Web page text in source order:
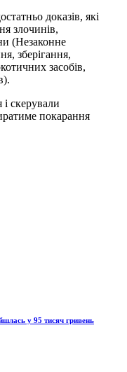
доказів, які
злочинів,
(Незаконне
зберігання,
засобів,
скерували
покарання
у 95 тисяч гривень